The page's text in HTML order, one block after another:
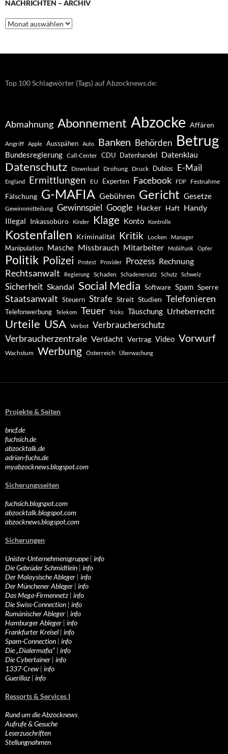
NACHRICHTEN – ARCHIV
Nachrichten
–
Top 100 Schlagwörter (Tags) auf Abzocknews.de:
Abmahnung Abonnement Abzocke Affären
Angriff Apple Ausspähen Auto Banken Behörden Betrug
Bundesregierung Call-Center CDU Datenhandel Datenklau
Datenschutz Download Drohung Druck Dubios E-Mail
England Ermittlungen EU Experten Facebook FDP Festnahme
Fälschung G-MAFIA Gebühren Gericht Gesetze
Gewinnmitteilung Gewinnspiel Google Hacker Haft Handy
Illegal Inkassobüro Kinder Klage Konto Kontrolle
Kostenfallen Kriminalität Kritik Locken Manager
Manipulation Masche Missbrauch Mitarbeiter Mobilfunk Opfer
Politik Polizei Protest Provider Prozess Rechnung
Rechtsanwalt Regierung Schaden Schadenersatz Schutz Schweiz
Sicherheit Skandal Social Media Software Spam Sperre
Staatsanwalt Steuern Strafe Streit Studien Telefonieren
Telefonwerbung Telekom Teuer Tricks Täuschung Urheberrecht
Urteile USA Verbot Verbraucherschutz
Verbraucherzentrale Verdacht Vertrag Video Vorwurf
Wachstum Werbung Österreich Überwachung
Projekte & Seiten
bncf.de
fuchsich.de
abzocktalk.de
adrian-fuchs.de
myabzocknews.blogspot.com
Sicherungsseiten
fuchsich.blogspot.com
abzocktalk.blogspot.com
abzocknews.blogspot.com
Sicherungen
Unister-Unternehmensgruppe| info
Die Gebrüder Schmidtlein | info
Der Malaysische Ableger | info
Der Münchener Ableger | info
Das Mega-Firmennetz | info
Die Swiss-Connection | info
Rumänischer Ableger | info
Hamburger Ableger | info
Frankfurter Kreisel | info
Spam-Connection | info
Die „Dialermafia“ | info
Die Cybertainer | info
1337-Crew | info
Guerillaz | info
Ressorts & Services I
Rund um die Abzocknews
Aufrufe & Gesuche
Leserzuschriften
Stellungnahmen